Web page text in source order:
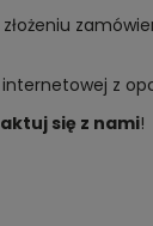
z
się z nami!